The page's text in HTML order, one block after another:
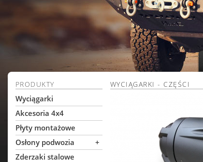
PRODUKTY
Wyciągarki
Akcesoria 4x4
Płyty montażowe
Osłony podwozia
+
Zderzaki stalowe
WYCIĄGARKI - CZĘŚCI